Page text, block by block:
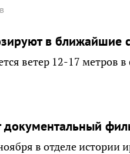
в ближайшие
ветер 12-17 метров
в отделе истории